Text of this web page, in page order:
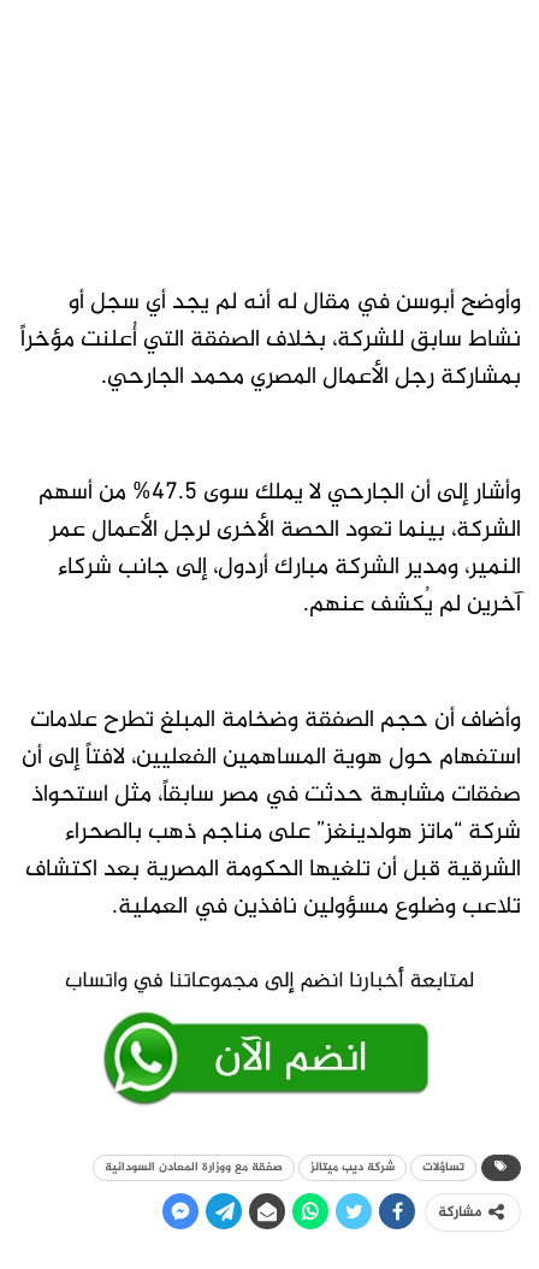
وأوضح أبوسن في مقال له أنه لم يجد أي سجل أو
نشاط سابق للشركة، بخلاف الصفقة التي أُعلنت مؤخراً
بمشاركة رجل الأعمال المصري محمد الجارحي.
وأشار إلى أن الجارحي لا يملك سوى 47.5% من أسهم
الشركة، بينما تعود الحصة الأخرى لرجل الأعمال عمر
النمير، ومدير الشركة مبارك أردول، إلى جانب شركاء
آخرين لم يُكشف عنهم.
وأضاف أن حجم الصفقة وضخامة المبلغ تطرح علامات
استفهام حول هوية المساهمين الفعليين، لافتاً إلى أن
صفقات مشابهة حدثت في مصر سابقاً، مثل استحواذ
شركة “ماتز هولدينغز” على مناجم ذهب بالصحراء
الشرقية قبل أن تلغيها الحكومة المصرية بعد اكتشاف
تلاعب وضلوع مسؤولين نافذين في العملية.
تساؤلات شركة ديب ميتالز صفقة مع ووزارة المعادن السودانية
مشاركة